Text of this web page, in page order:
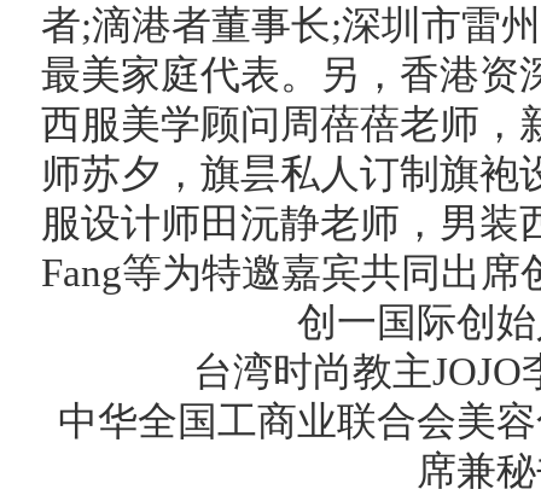
者;滴港者董事长;深圳市雷
最美家庭代表。另，香港资
西服美学顾问周蓓蓓老师，
师苏夕，旗昙私人订制旗袍
服设计师田沅静老师，男装
Fang等为特邀嘉宾共同出席
创一国际创
台湾时尚教主
中华全国工商业联合会美
席兼